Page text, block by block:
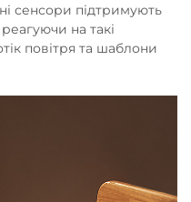
сенсори підтримують
на такі
повітря та шаблони